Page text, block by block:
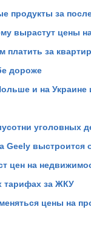
продукты за
вырастут цены
за
дороже
и на
уголовных
Geely выстроится
цен на
тарифах за ЖКУ
цены на